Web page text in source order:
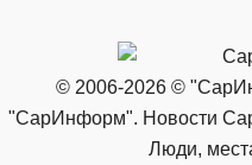
© 2006-2026 ©
"СарИнформ". Новости
Люди,